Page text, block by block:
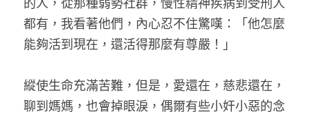
的人，從那種弱勢社群，慢性精神疾病到受刑人
都有，我看著他們，內心忍不住驚嘆：「他怎麼
能夠活到現在，還活得那麼有尊嚴！」
縱使生命充滿苦難，但是，愛還在，慈悲還在，
聊到媽媽，也會掉眼淚，偶爾有些小奸小惡的念